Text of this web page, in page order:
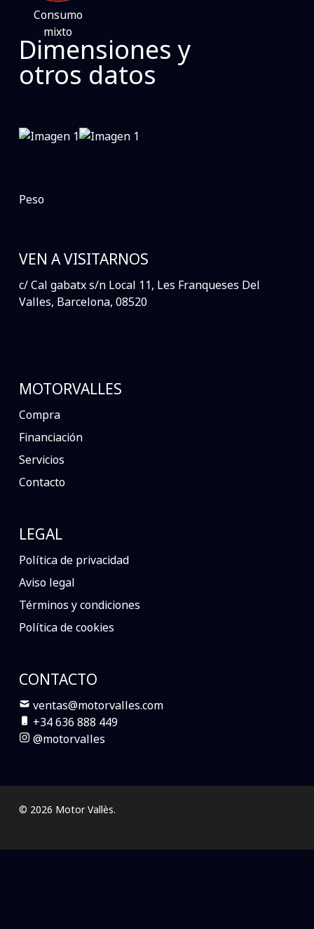
Consumo
mixto
Dimensiones y
otros datos
Peso
VEN A VISITARNOS
c/ Cal gabatx s/n Local 11, Les Franqueses Del
Valles, Barcelona, 08520
MOTORVALLES
Compra
Financiación
Servicios
Contacto
LEGAL
Política de privacidad
Aviso legal
Términos y condiciones
Política de cookies
CONTACTO
ventas@motorvalles.com
+34 636 888 449
@motorvalles
© 2026 Motor Vallès.